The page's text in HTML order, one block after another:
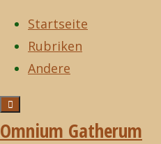
Zum
springen
Startseite
Rubriken
Andere
Omnium Gatherum
love science!
Papstgruß
science!